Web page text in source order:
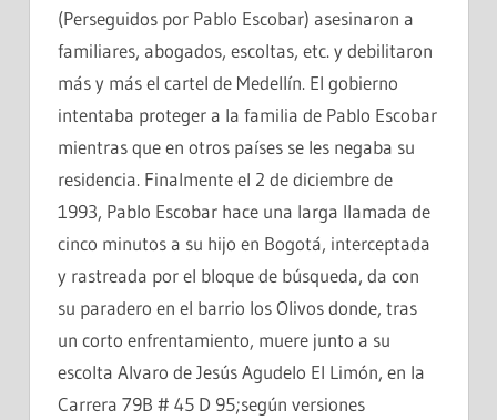
(Perseguidos por Pablo Escobar) asesinaron a
familiares, abogados, escoltas, etc. y debilitaron
más y más el cartel de Medellín. El gobierno
intentaba proteger a la familia de Pablo Escobar
mientras que en otros países se les negaba su
residencia. Finalmente el 2 de diciembre de
1993, Pablo Escobar hace una larga llamada de
cinco minutos a su hijo en Bogotá, interceptada
y rastreada por el bloque de búsqueda, da con
su paradero en el barrio los Olivos donde, tras
un corto enfrentamiento, muere junto a su
escolta Alvaro de Jesús Agudelo El Limón, en la
Carrera 79B # 45 D 95;según versiones